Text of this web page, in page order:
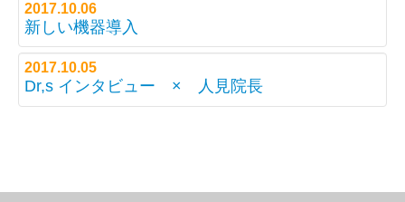
2017.10.06
新しい機器導入
2017.10.05
Dr,s インタビュー × 人見院長